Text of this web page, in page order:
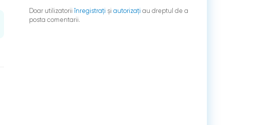
Doar utilizatorii înregistraţi şi autorizați au dreptul de a
posta comentarii.